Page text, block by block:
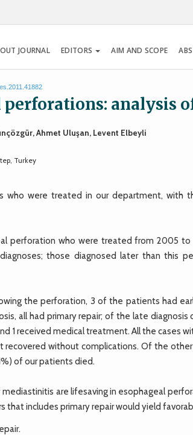
JOURNAL EDITORS AIM AND SCOPE
analysis of
Ahmet Uluşan, Levent Elbeyli
Turkey
who were treated in our department, with
perforation who were treated from 2005 to
those diagnosed later than this
the perforation, 3 of the patients had
all had primary repair; of the late diagnosis
1 received medical treatment. All the cases
without complications. Of the other
of our patients died.
are lifesaving in esophageal
includes primary repair would yield